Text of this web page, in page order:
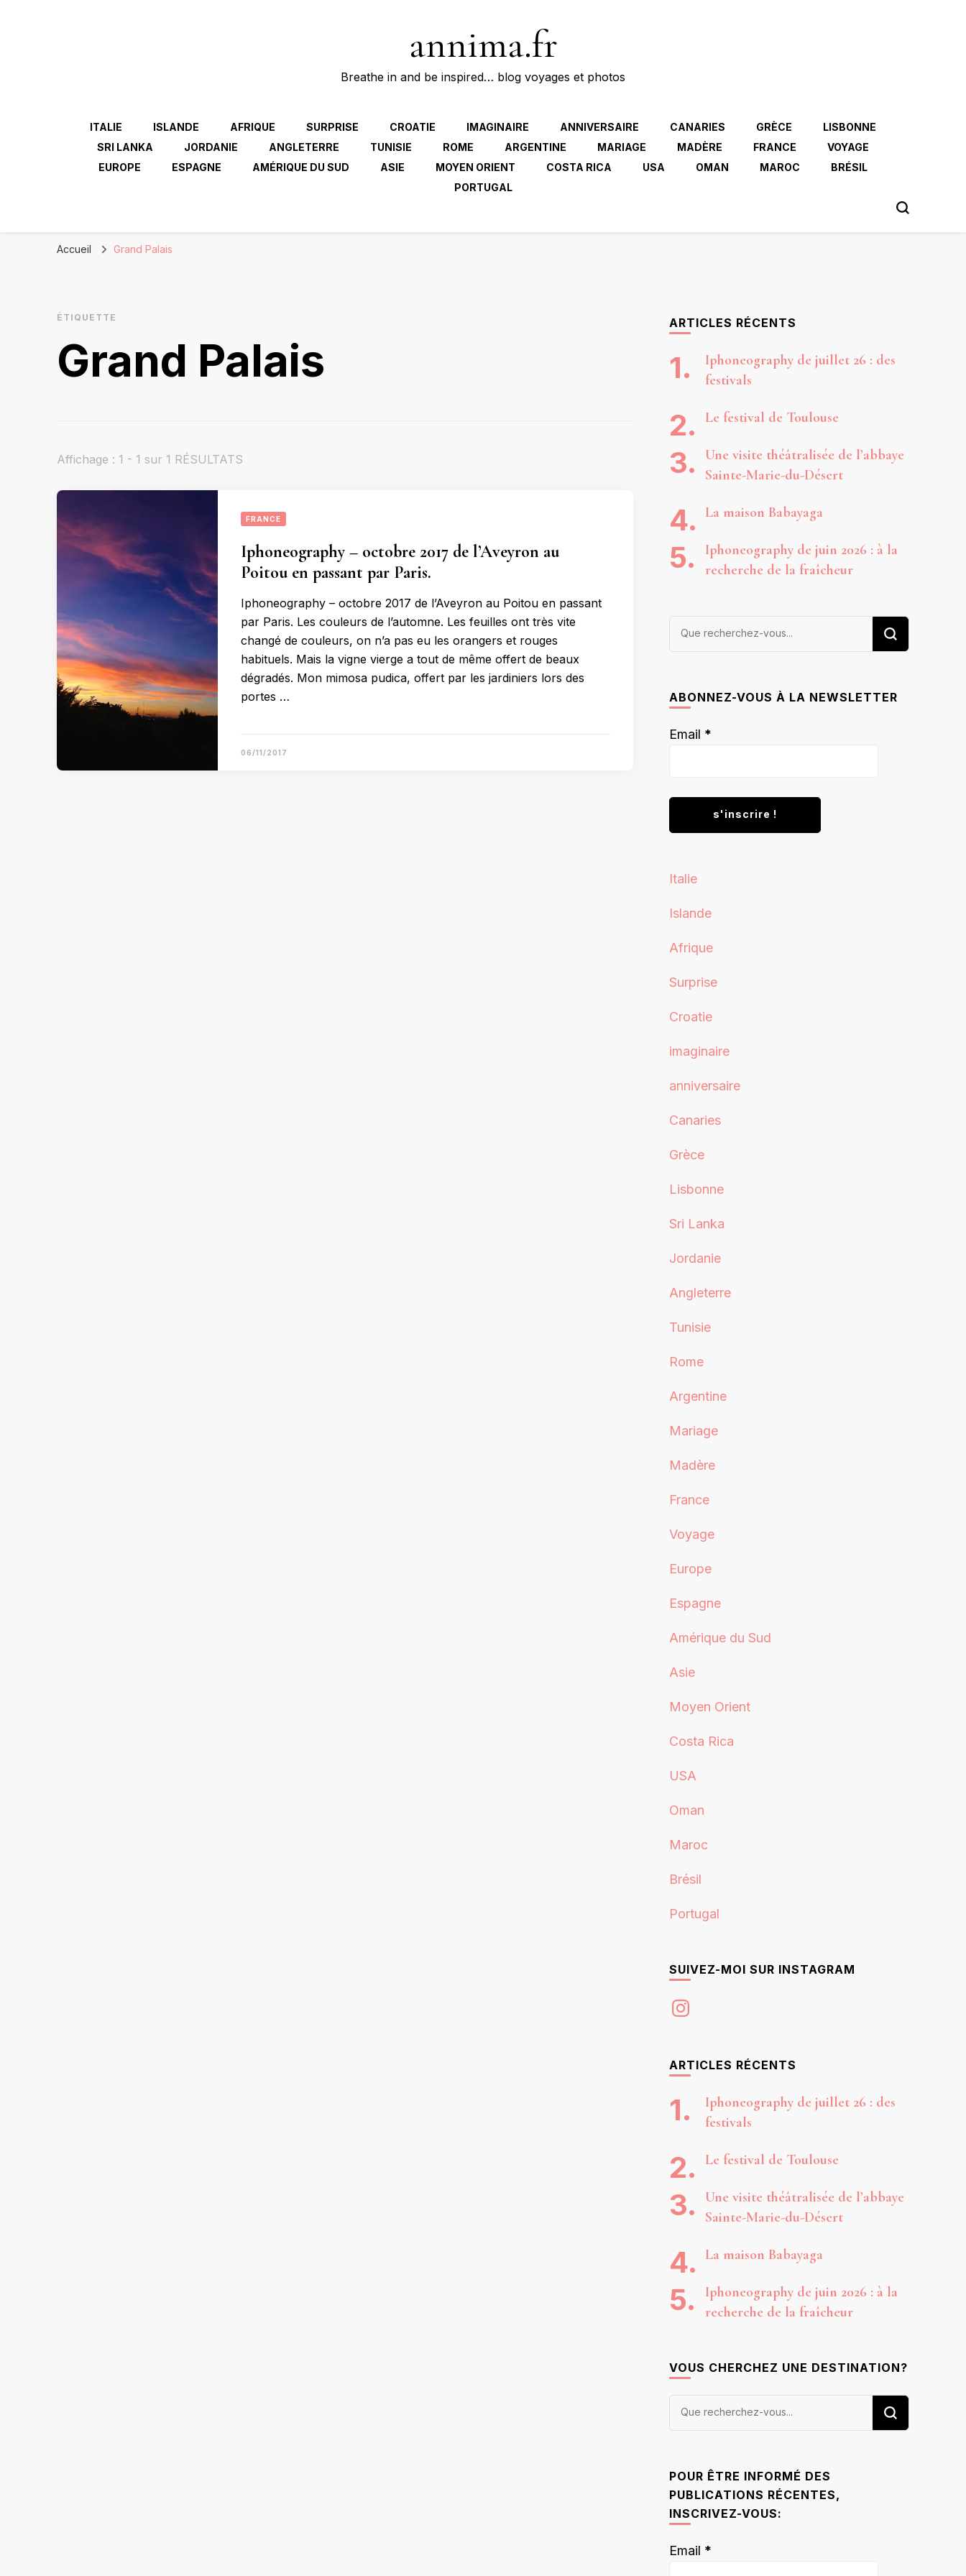
annima.fr
Breathe in and be inspired… blog voyages et photos
ITALIE ISLANDE AFRIQUE SURPRISE CROATIE IMAGINAIRE ANNIVERSAIRE CANARIES GRÈCE
LISBONNE
SRI LANKA
JORDANIE ANGLETERRE TUNISIE ROME ARGENTINE MARIAGE MADÈRE FRANCE
VOYAGE
EUROPE
ESPAGNE AMÉRIQUE DU SUD ASIE MOYEN ORIENT COSTA RICA USA OMAN MAROC
BRÉSIL
PORTUGAL
Accueil Grand Palais
ÉTIQUETTE
Grand Palais
Affichage : 1 - 1 sur 1 RÉSULTATS
FRANCE
Iphoneography – octobre 2017 de l’Aveyron au
Poitou en passant par Paris.
Iphoneography – octobre 2017 de l’Aveyron au Poitou en passant
par Paris. Les couleurs de l’automne. Les feuilles ont très vite
changé de couleurs, on n’a pas eu les orangers et rouges
habituels. Mais la vigne vierge a tout de même offert de beaux
dégradés. Mon mimosa pudica, offert par les jardiniers lors des
portes …
06/11/2017
ARTICLES RÉCENTS
Iphoneography de juillet 26 : des
festivals
Le festival de Toulouse
Une visite théâtralisée de l’abbaye
Sainte-Marie-du-Désert
La maison Babayaga
Iphoneography de juin 2026 : à la
recherche de la fraîcheur
Vous
ABONNEZ-VOUS À LA NEWSLETTER
Email *
Italie
Islande
Afrique
Surprise
Croatie
imaginaire
anniversaire
Canaries
Grèce
Lisbonne
Sri Lanka
Jordanie
Angleterre
Tunisie
Rome
Argentine
Mariage
Madère
France
Voyage
Europe
Espagne
Amérique du Sud
Asie
Moyen Orient
Costa Rica
USA
Oman
Maroc
Brésil
Portugal
SUIVEZ-MOI SUR INSTAGRAM
Instagram
ARTICLES RÉCENTS
Iphoneography de juillet 26 : des
festivals
Le festival de Toulouse
Une visite théâtralisée de l’abbaye
Sainte-Marie-du-Désert
La maison Babayaga
Iphoneography de juin 2026 : à la
recherche de la fraîcheur
VOUS CHERCHEZ UNE DESTINATION?
Vous
POUR ÊTRE INFORMÉ DES
PUBLICATIONS RÉCENTES,
INSCRIVEZ-VOUS:
Email *